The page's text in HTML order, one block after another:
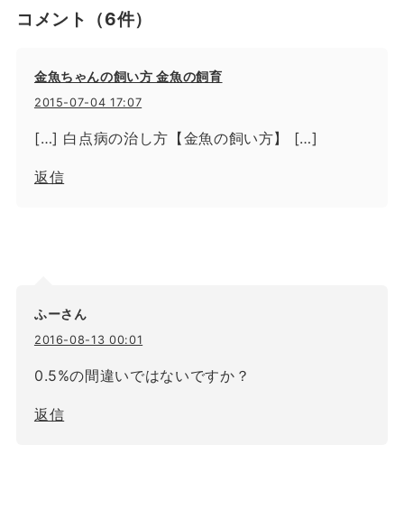
コメント （6件）
金魚ちゃんの飼い方 金魚の飼育
2015-07-04 17:07
[…] 白点病の治し方【金魚の飼い方】 […]
返信
ふーさん
2016-08-13 00:01
0.5%の間違いではないですか？
返信